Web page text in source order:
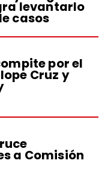
levantarlo
casos
por el
Cruz y
a Comisión